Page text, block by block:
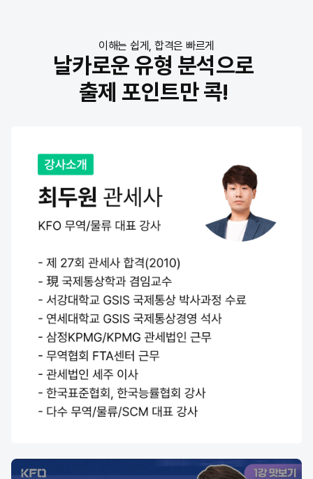
이해는 쉽게, 합격은 빠르게
날카로운 유형 분석으로
출제 포인트만 콕!